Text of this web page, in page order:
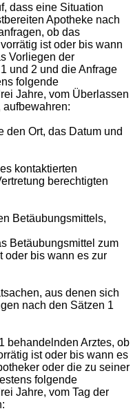
dass eine Situation
Apotheke nach
ob das
ist oder bis wann
Vorliegen der
und 2 und die Anfrage
folgende
Jahre, vom Überlassen
aufbewahren:
den Ort, das Datum und
kontaktierten
berechtigten
Betäubungsmittels,
Betäubungsmittel zum
oder bis wann es zur
aus denen sich
nach den Sätzen 1
behandelnden Arztes, ob
ist oder bis wann es
oder die zu seiner
folgende
Jahre, vom Tag der